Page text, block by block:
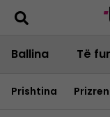
Ballina Të
Prishtina